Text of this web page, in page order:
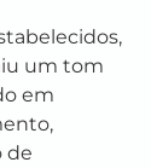
um tom
em
de